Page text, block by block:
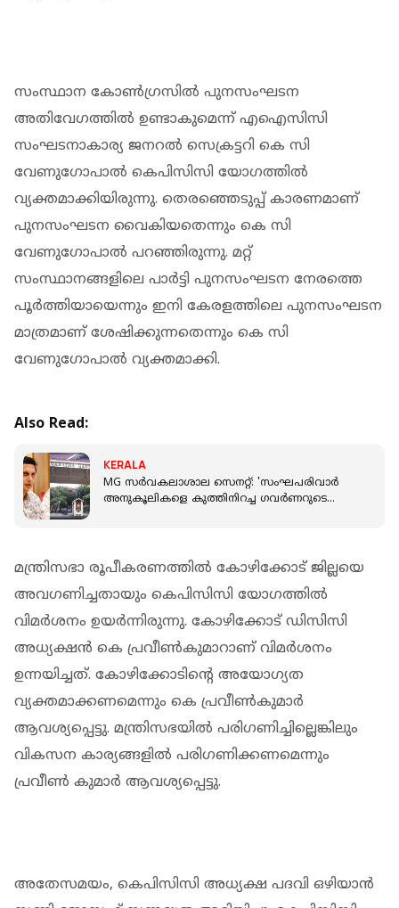
സംസ്ഥാന കോണ്‍ഗ്രസില്‍ പുനസംഘടന
അതിവേഗത്തില്‍ ഉണ്ടാകുമെന്ന് എഐസിസി
സംഘടനാകാര്യ ജനറല്‍ സെക്രട്ടറി കെ സി
വേണുഗോപാല്‍ കെപിസിസി യോഗത്തില്‍
വ്യക്തമാക്കിയിരുന്നു. തെരഞ്ഞെടുപ്പ് കാരണമാണ്
പുനസംഘടന വൈകിയതെന്നും കെ സി
വേണുഗോപാല്‍ പറഞ്ഞിരുന്നു. മറ്റ്
സംസ്ഥാനങ്ങളിലെ പാര്‍ട്ടി പുനസംഘടന നേരത്തെ
പൂര്‍ത്തിയായെന്നും ഇനി കേരളത്തിലെ പുനസംഘടന
മാത്രമാണ് ശേഷിക്കുന്നതെന്നും കെ സി
വേണുഗോപാല്‍ വ്യക്തമാക്കി.
Also Read:
KERALA
MG സർവകലാശാല സെനറ്റ്: 'സംഘപരിവാർ
അനുകൂലികളെ കുത്തിനിറച്ച ഗവർണറുടെ
മന്ത്രിസഭാ രൂപീകരണത്തില്‍ കോഴിക്കോട് ജില്ലയെ
അവഗണിച്ചതായും കെപിസിസി യോഗത്തില്‍
വിമര്‍ശനം ഉയര്‍ന്നിരുന്നു. കോഴിക്കോട് ഡിസിസി
അധ്യക്ഷന്‍ കെ പ്രവീണ്‍കുമാറാണ് വിമര്‍ശനം
ഉന്നയിച്ചത്. കോഴിക്കോടിന്റെ അയോഗ്യത
വ്യക്തമാക്കണമെന്നും കെ പ്രവീണ്‍കുമാര്‍
ആവശ്യപ്പെട്ടു. മന്ത്രിസഭയില്‍ പരിഗണിച്ചില്ലെങ്കിലും
വികസന കാര്യങ്ങളില്‍ പരിഗണിക്കണമെന്നും
പ്രവീണ്‍ കുമാര്‍ ആവശ്യപ്പെട്ടു.
അതേസമയം, കെപിസിസി അധ്യക്ഷ പദവി ഒഴിയാന്‍